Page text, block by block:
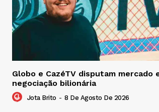
Globo e CazéTV disputam mercado
negociação bilionária
Jota Brito - 8 De Agosto De 2026